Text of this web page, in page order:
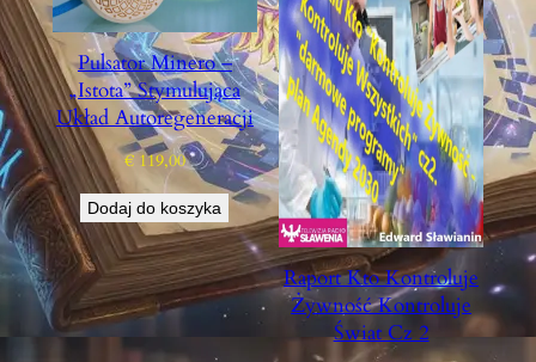
Pulsator Minero –
„istota” Stymulująca
Układ Autoregeneracji
€119,00
Dodaj do koszyka
Raport Kto Kontroluje
Żywność Kontroluje
Świat Cz 2